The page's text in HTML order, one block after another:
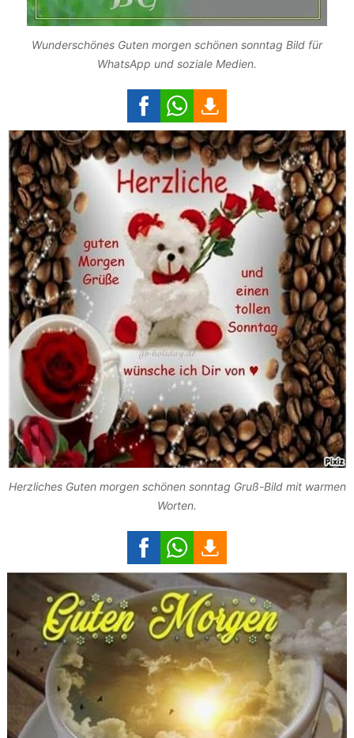
Wunderschönes Guten morgen schönen sonntag Bild für
WhatsApp und soziale Medien.
Herzliches Guten morgen schönen sonntag Gruß-Bild mit warmen
Worten.